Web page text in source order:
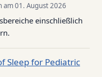
am 01. August 2026
einschließlich
Sleep for Pediatric